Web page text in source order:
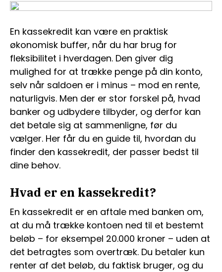
En kassekredit kan være en praktisk
økonomisk buffer, når du har brug for
fleksibilitet i hverdagen. Den giver dig
mulighed for at trække penge på din konto,
selv når saldoen er i minus – mod en rente,
naturligvis. Men der er stor forskel på, hvad
banker og udbydere tilbyder, og derfor kan
det betale sig at sammenligne, før du
vælger. Her får du en guide til, hvordan du
finder den kassekredit, der passer bedst til
dine behov.
Hvad er en kassekredit?
En kassekredit er en aftale med banken om,
at du må trække kontoen ned til et bestemt
beløb – for eksempel 20.000 kroner – uden at
det betragtes som overtræk. Du betaler kun
renter af det beløb, du faktisk bruger, og du